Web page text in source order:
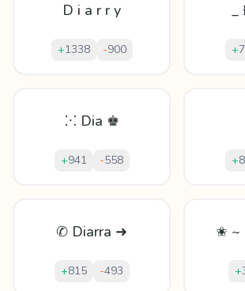
D i a r r y
+1338 -900
_
+
⁙ Dia ♚
+941 -558 +
✆ Diarra ➜
+815 -493
✬ ~
+